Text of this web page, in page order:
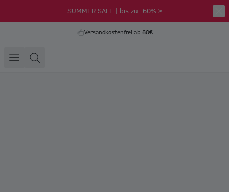
SUMMER SALE | bis zu -60% >
Versandkostenfrei ab 80€